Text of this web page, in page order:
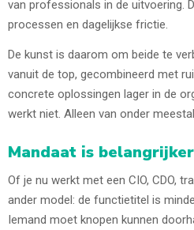
van professionals in de uitvoering.
processen en dagelijkse frictie.
De kunst is daarom om beide te
vanuit de top, gecombineerd met
concrete oplossingen lager in de
werkt niet. Alleen van onder
Mandaat is
Of je nu werkt met een CIO, CDO,
ander model: de functietitel is
Iemand moet knopen kunnen